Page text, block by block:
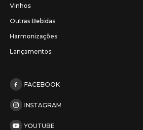
Vinhos
Outras Bebidas
Harmonizações
Lançamentos
FACEBOOK
INSTAGRAM
YOUTUBE